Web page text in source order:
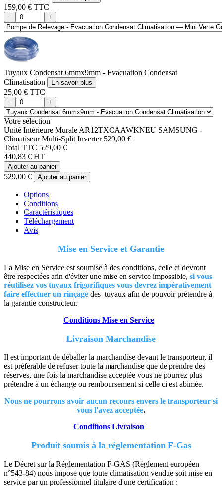
159,00 € TTC
− +
Tuyaux Condensat 6mmx9mm - Evacuation Condensat
Climatisation
En savoir plus
25,00 € TTC
− +
Votre sélection
Unité Intérieure Murale AR12TXCAAWKNEU SAMSUNG -
Climatiseur Multi-Split Inverter 529,00 €
Total TTC 529,00 €
440,83 € HT
Ajouter au panier
529,00 € Ajouter au panier
Options
Conditions
Caractéristiques
Téléchargement
Avis
Mise en Service et Garantie
La Mise en Service est soumise à des conditions, celle ci devront
être respectées afin d'éviter une mise en service impossible, si vous
réutilisez vos tuyaux frigorifiques vous devrez impérativement
faire effectuer un rinçage des tuyaux afin de pouvoir prétendre à
la garantie constructeur.
Conditions Mise en Service
Livraison Marchandise
Il est important de déballer la marchandise devant le transporteur, il
est préferable de refuser toute la marchandise que de prendre des
réserves, une fois la marchandise acceptée vous ne pourrez plus
prétendre à un échange ou remboursement si celle ci est abimée.
Nous ne pourrons avoir aucun recours envers le transporteur si
vous l'avez acceptée.
Conditions Livraison
Produit soumis à la réglementation F-Gas
Le Décret sur la Réglementation F-GAS (Règlement européen
n°543-84) nous impose que toute climatisation vendue soit mise en
service par un professionnel titulaire d'une certification :